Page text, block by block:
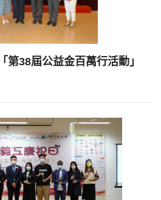
第38屆公益金百萬行活動」